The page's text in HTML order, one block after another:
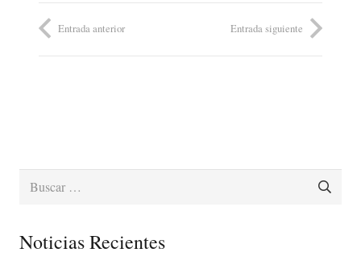
Entrada anterior Entrada siguiente
Buscar:
Noticias Recientes